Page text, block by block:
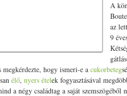
A
az
9
megkérdezte, hogy ismeri-e a cukorbeteg
élő, nyers ételek fogyasztásával
a négy családtag a saját